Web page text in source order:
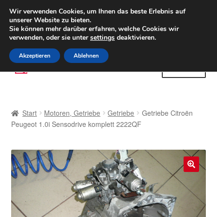
LIEFERUNG ab 6 EUR
Weltweiter Versand
(800) 500 564Mo-Fr 9-16 Uhr
Zur
Navigation
Zum
Inhalt
AGB
Beschwerdeordnung
Datenschutz-Bestimmungen
Start Motoren, Getriebe Getriebe
Getriebe Citroën
Peugeot 1.0i Sensodrive komplett 2222QF
Wir verwenden Cookies, um Ihnen das beste Erlebnis auf
unserer Website zu bieten.
Sie können mehr darüber erfahren, welche Cookies wir
verwenden, oder sie untersettings deaktivieren.
Akzeptieren Ablehnen